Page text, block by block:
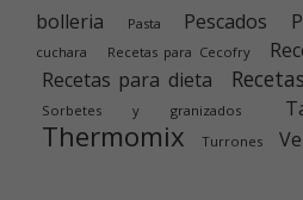
bolleria
Pasta Pescados
cuchara
Recetas para Cecofry
Recetas para dieta
Sorbetes y granizados
Thermomix Turrones